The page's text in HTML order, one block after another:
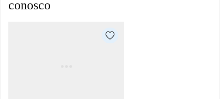
conosco